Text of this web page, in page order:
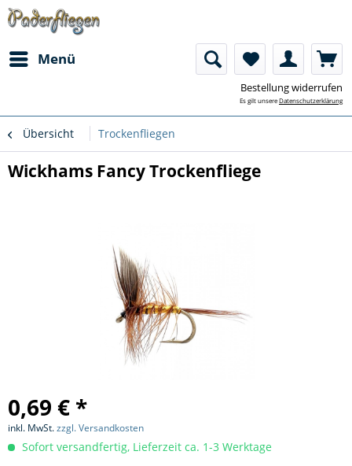
Menü
Bestellung widerrufen
Es gilt unsereDatenschutzerklärung
Übersicht Trockenfliegen
Wickhams Fancy Trockenfliege
0,69 € *
inkl. MwSt.zzgl. Versandkosten
Sofort versandfertig, Lieferzeit ca. 1-3 Werktage